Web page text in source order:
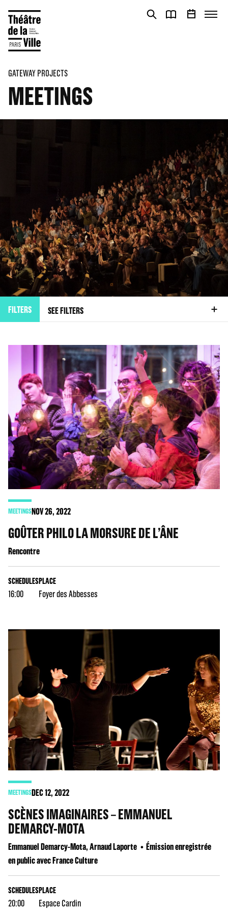
GATEWAY PROJECTS
MEETINGS
FILTERS SEE FILTERS
MEETINGSNOV26, 2022
GOÛTER PHILO LA MORSURE DE L’ÂNE
Rencontre
SCHEDULES
16:00
PLACE
Foyer des Abbesses
MEETINGSDEC12, 2022
SCÈNES IMAGINAIRES – EMMANUEL
DEMARCY-MOTA
Emmanuel Demarcy-Mota, Arnaud Laporte
Émission enregistrée
en public avec France Culture
SCHEDULES
20:00
PLACE
Espace Cardin